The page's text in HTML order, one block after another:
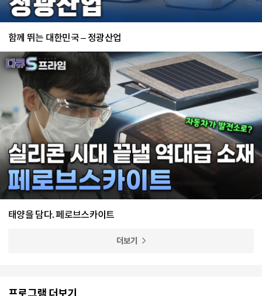
함께 뛰는 대한민국 – 정광산업
태양을 담다. 페로브스카이트
더보기
프로그램 더보기